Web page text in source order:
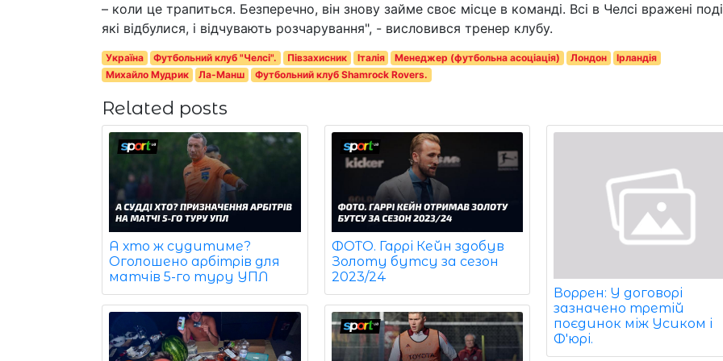
– коли це трапиться. Безперечно, він знову займе своє місце в команді. Всі в Челсі вражені
які відбулися, і відчувають розчарування", - висловився тренер клубу.
Україна Футбольний клуб "Челсі". Півзахисник Італія Менеджер (футбольна асоціація) Лондон
Ірландія
Михайло Мудрик
Ла-Манш Футбольний клуб Shamrock Rovers.
Related posts
А хто ж судитиме?
Оголошено арбітрів для
матчів 5-го туру УПЛ
ФОТО. Гаррі Кейн здобув
Золоту бутсу за сезон
2023/24
Воррен: У договорі
зазначено третій
поєдинок між Усиком і
Ф'юрі.